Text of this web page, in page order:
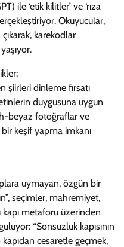
ile ‘etik kilitler’ ve ‘rıza
Okuyucular,
karekodlar
şiirleri dinleme fırsatı
duygusuna uygun
beyaz fotoğraflar ve
keşif yapma imkanı
uymayan, özgün bir
seçimler, mahremiyet,
metaforu üzerinden
“Sonsuzluk kapısının
kapıdan cesaretle geçmek,